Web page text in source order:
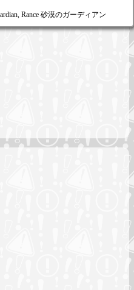
Rance 砂漠のガーディアン